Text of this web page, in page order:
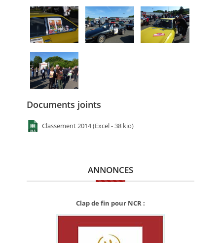
Documents joints
Classement 2014 (Excel - 38 kio)
ANNONCES
Clap de fin pour NCR :